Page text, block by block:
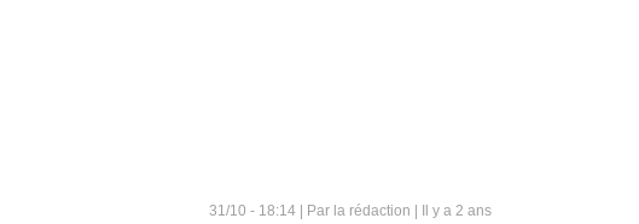
31/10 - 18:14 | Par la rédaction | Il y a 2 ans